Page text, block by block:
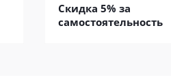
Скидка 5% за
самостоятельность